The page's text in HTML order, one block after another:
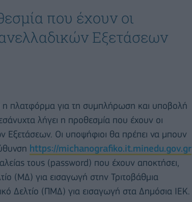
που έχουν οι
Εξετάσεων
η πλατφόρμα για τη συμπλήρωση και υποβολή
λήγει η προθεσμία που έχουν οι
Εξετάσεων. Οι υποψήφιοι θα πρέπει να μπουν
https://michanografiko.it.minedu.gov.gr
τους (password) που έχουν αποκτήσει,
(ΜΔ) για εισαγωγή στην Τριτοβάθμια
Δελτίο (ΠΜΔ) για εισαγωγή στα Δημόσια ΙΕΚ.